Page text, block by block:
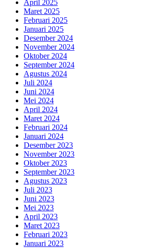
April 2025
Maret 2025
Februari 2025
Januari 2025
Desember 2024
November 2024
Oktober 2024
September 2024
Agustus 2024
Juli 2024
Juni 2024
Mei 2024
April 2024
Maret 2024
Februari 2024
Januari 2024
Desember 2023
November 2023
Oktober 2023
September 2023
Agustus 2023
Juli 2023
Juni 2023
Mei 2023
April 2023
Maret 2023
Februari 2023
Januari 2023